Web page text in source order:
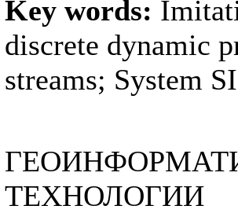
Key words:
discrete dynamic
streams; System
ТЕХНОЛОГИИ